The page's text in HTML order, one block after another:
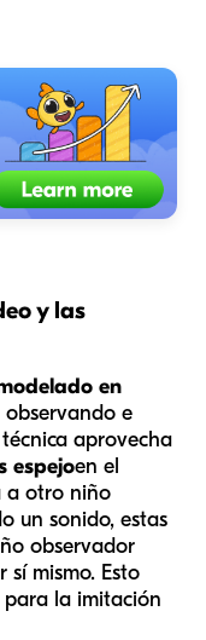
y las
en
e
aprovecha
espejoen el
a otro niño
un sonido, estas
observador
mismo. Esto
para la imitación